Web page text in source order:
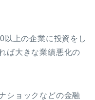
以上の企業に投資をし
ば大きな業績悪化の
ショックなどの金融